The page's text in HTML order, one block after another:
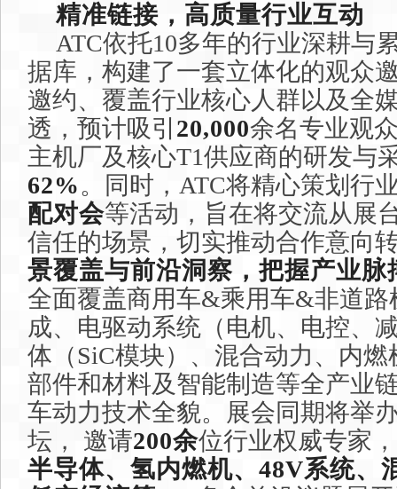
精准链接，高质量行业互动
ATC依托10多年的行业深耕与
据库，构建了一套立体化的观众
邀约、覆盖行业核心人群以及全
透，预计吸引 20,000余名专业观
主机厂及核心T1供应商的研发与
62%。同时，ATC将精心策划行
配对会等活动，旨在将交流从展
信任的场景，切实推动合作意向
景覆盖与前沿洞察，把握产业脉
全面覆盖商用车&乘用车&非道路
成、电驱动系统（电机、电控、
体（SiC模块）、混合动力、内
部件和材料及智能制造等全产业
车动力技术全貌。展会同期将举
坛， 邀请200余位行业权威专家
半导体、氢内燃机、48V系统、